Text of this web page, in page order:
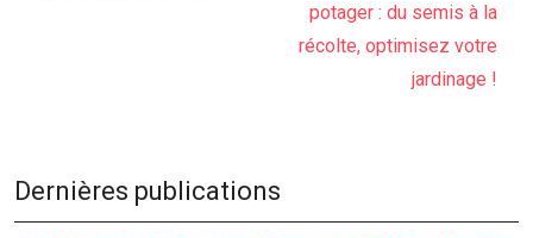
potager : du semis à la
récolte, optimisez votre
jardinage !
Dernières publications